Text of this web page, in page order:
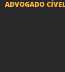
ADVOGADO